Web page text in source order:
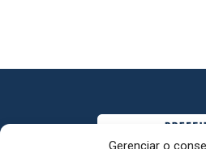
Gerenciar o